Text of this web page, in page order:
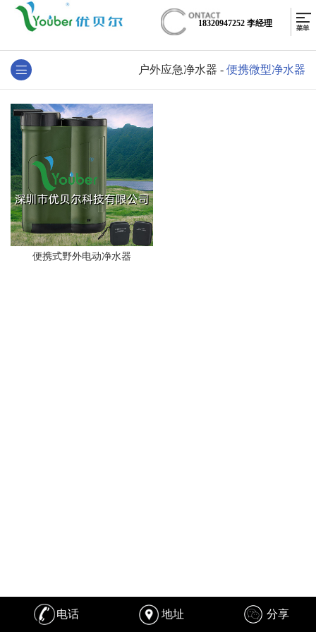
18320947252 李经理
户外应急净水器 - 便携微型净水器
便携式野外电动净水器
电话 地址 分享